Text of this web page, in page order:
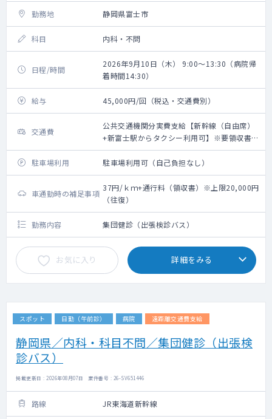
勤務地 静岡県富士市
科目 内科・不問
日程/時間
2026年9月10日（木） 9:00～13:30（病院帰
着時間14:30）
給与 45,000円/回（税込・交通費別）
交通費
公共交通機関分実費支給【新幹線（自由席）
+新富士駅からタクシー利用可】※要領収書・
上限20,000円（往復）
駐車場利用
駐車場利用可（自己負担なし）
車通勤時の補足事項
37円/ｋｍ+通行料（領収書）※上限20,000円
（往復）
勤務内容 集団健診（出張検診バス）
お気に入り 詳細をみる
スポット 日勤（午前診） 病院 遠距離交通費支給
静岡県／内科・科目不問／集団健診（出張検
診バス）
掲載更新日 : 2026年08月07日 案件番号 : 26-SV651446
路線 JR東海道新幹線